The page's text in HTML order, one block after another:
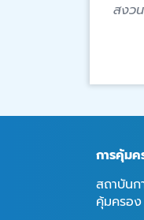
สงว
การคุ้มค
สถาบันก
คุ้มครอง